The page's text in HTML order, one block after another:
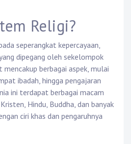
Religi?
seperangkat kepercayaan,
dipegang oleh sekelompok
mencakup berbagai aspek, mulai
ibadah, hingga pengajaran
ini terdapat berbagai macam
Hindu, Buddha, dan banyak
ciri khas dan pengaruhnya